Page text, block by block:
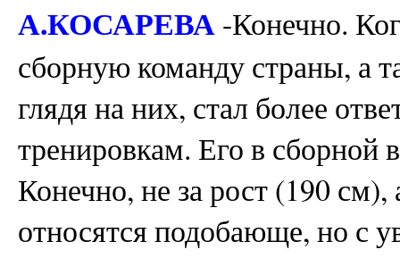
А.КОСАРЕВА-Конечно.
сборную команду страны, а
глядя на них, стал более
тренировкам. Его в
Конечно, не за рост (190 см),
относятся подобающе, но с